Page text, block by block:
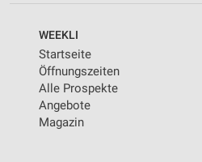
WEEKLI
Startseite
Öffnungszeiten
Alle Prospekte
Angebote
Magazin